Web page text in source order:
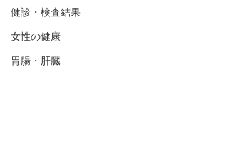
健診・検査結果
女性の健康
胃腸・肝臓